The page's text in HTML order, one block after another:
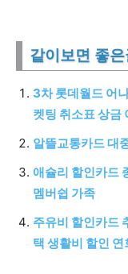
같이보면 좋은
3차 롯데월드 어
켓팅 취소표 상금
알뜰교통카드 대
애슐리 할인카드
멤버쉽 가족
주유비 할인카드
택 생활비 할인